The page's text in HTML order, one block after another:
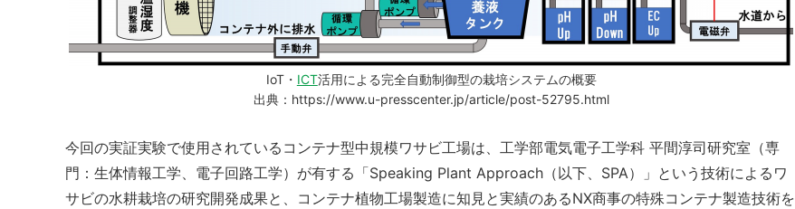
IoT・ ICT活用による完全自動制御型の栽培システムの概要
出典：https://www.u-presscenter.jp/article/post-52795.html
今回の実証実験で使用されているコンテナ型中規模ワサビ工場は、工学部電気電子工学科 平間淳司研究室（専
門：生体情報工学、電子回路工学）が有する「Speaking Plant Approach（以下、SPA）」という技術によるワ
サビの水耕栽培の研究開発成果と、コンテナ植物工場製造に知見と実績のあるNX商事の特殊コンテナ製造技術を